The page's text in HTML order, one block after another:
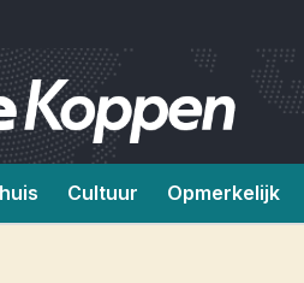
Cultuur Opmerkelijk